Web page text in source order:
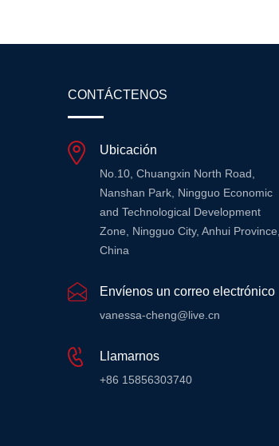
CONTÁCTENOS
Ubicación
No.10, Chuangxin North Road,
Nanshan Park, Ningguo Economic
and Technological Development
Zone, Ningguo City, Anhui Province,
China
Envíenos un correo electrónico
vanessa-cheng@live.cn
Llamarnos
+86 15856303740